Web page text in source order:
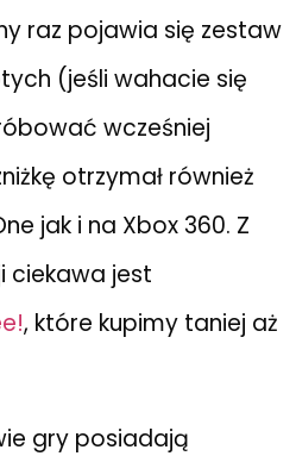
raz pojawia się zestaw
(jeśli wahacie się
wcześniej
otrzymał również
jak i na Xbox 360. Z
ciekawa jest
, które kupimy taniej aż
gry posiadają